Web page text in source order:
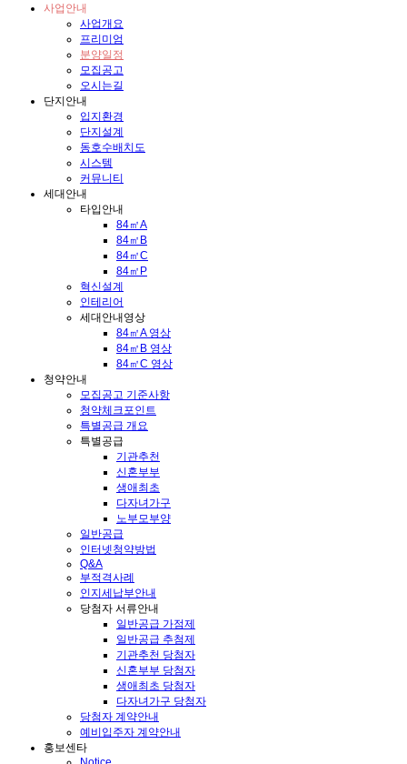
사업안내
사업개요
프리미엄
분양일정
모집공고
오시는길
단지안내
입지환경
단지설계
동호수배치도
시스템
커뮤니티
세대안내
타입안내
84㎡A
84㎡B
84㎡C
84㎡P
혁신설계
인테리어
세대안내영상
84㎡A 영상
84㎡B 영상
84㎡C 영상
청약안내
모집공고 기준사항
청약체크포인트
특별공급 개요
특별공급
기관추천
신혼부부
생애최초
다자녀가구
노부모부양
일반공급
인터넷청약방법
Q&A
부적격사례
인지세납부안내
당첨자 서류안내
일반공급 가점제
일반공급 추첨제
기관추천 당첨자
신혼부부 당첨자
생애최초 당첨자
다자녀가구 당첨자
당첨자 계약안내
예비입주자 계약안내
홍보센타